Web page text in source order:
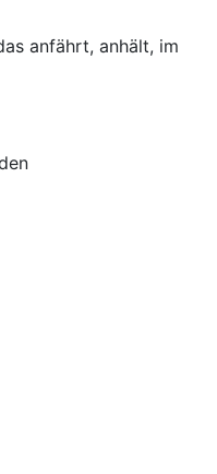
anfährt, anhält, im